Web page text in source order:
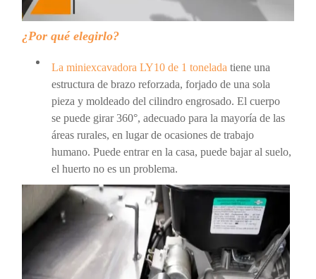
¿Por qué elegirlo?
La miniexcavadora LY10 de 1 tonelada tiene una
estructura de brazo reforzada, forjado de una sola
pieza y moldeado del cilindro engrosado. El cuerpo
se puede girar 360°, adecuado para la mayoría de las
áreas rurales, en lugar de ocasiones de trabajo
humano. Puede entrar en la casa, puede bajar al suelo,
el huerto no es un problema.